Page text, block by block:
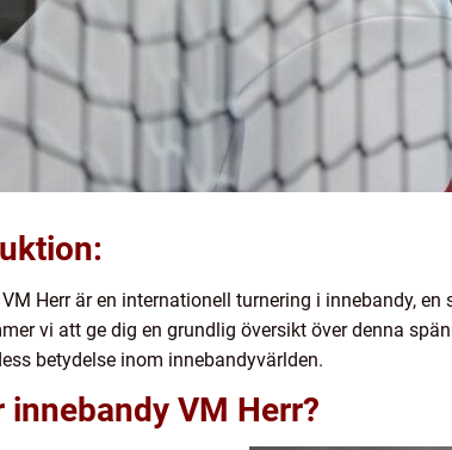
Herr är en internationell turnering i innebandy,
vi att ge dig en grundlig översikt över denna
betydelse inom innebandyvärlden.
innebandy VM Herr?